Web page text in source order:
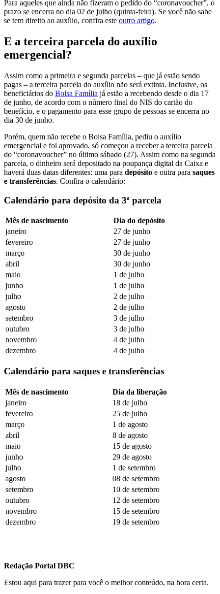
Para aqueles que ainda não fizeram o pedido do “coronavoucher”, o
prazo se encerra no dia 02 de julho (quinta-feira). Se você não sabe
se tem direito ao auxílio, confira este outro artigo.
E a terceira parcela do auxílio
emergencial?
Assim como a primeira e segunda parcelas – que já estão sendo
pagas – a terceira parcela do auxílio não será extinta. Inclusive, os
beneficiários do Bolsa Família já estão a recebendo desde o dia 17
de junho, de acordo com o número final do NIS do cartão do
benefício, e o pagamento para esse grupo de pessoas se encerra no
dia 30 de junho.
Porém, quem não recebe o Bolsa Família, pediu o auxílio
emergencial e foi aprovado, só começou a receber a terceira parcela
do “coronavoucher” no último sábado (27). Assim como na segunda
parcela, o dinheiro será depositado na poupança digital da Caixa e
haverá duas datas diferentes: uma para depósito e outra para saques
e transferências. Confira o calendário:
Calendário para depósito da 3ª parcela
Mês de nascimento
Dia do depósito
janeiro
27 de junho
fevereiro
27 de junho
março
30 de junho
abril
30 de junho
maio
1 de julho
junho
1 de julho
julho
2 de julho
agosto
2 de julho
setembro
3 de julho
outubro
3 de julho
novembro
4 de julho
dezembro
4 de julho
Calendário para saques e transferências
Mês de nascimento
Dia da liberação
janeiro
18 de julho
fevereiro
25 de julho
março
1 de agosto
abril
8 de agosto
maio
15 de agosto
junho
29 de agosto
julho
1 de setembro
agosto
08 de setembro
setembro
10 de setembro
outubro
12 de setembro
novembro
15 de setembro
dezembro
19 de setembro
Redação Portal DBC
Estou aqui para trazer para você o melhor conteúdo, na hora certa.